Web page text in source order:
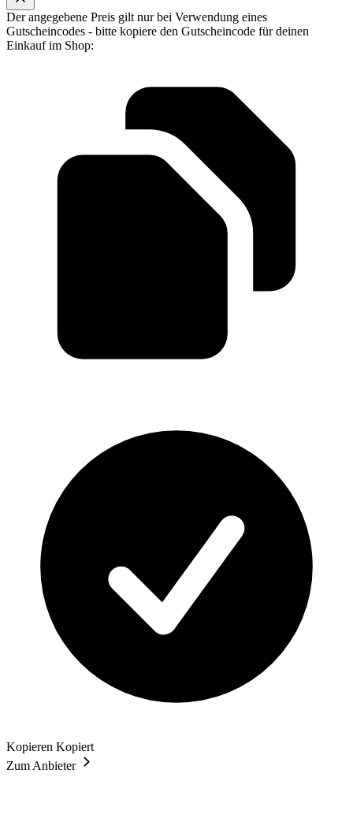
Der angegebene Preis gilt nur bei Verwendung eines
Gutscheincodes - bitte kopiere den Gutscheincode für deinen
Einkauf im Shop:
Kopieren Kopiert
Zum Anbieter